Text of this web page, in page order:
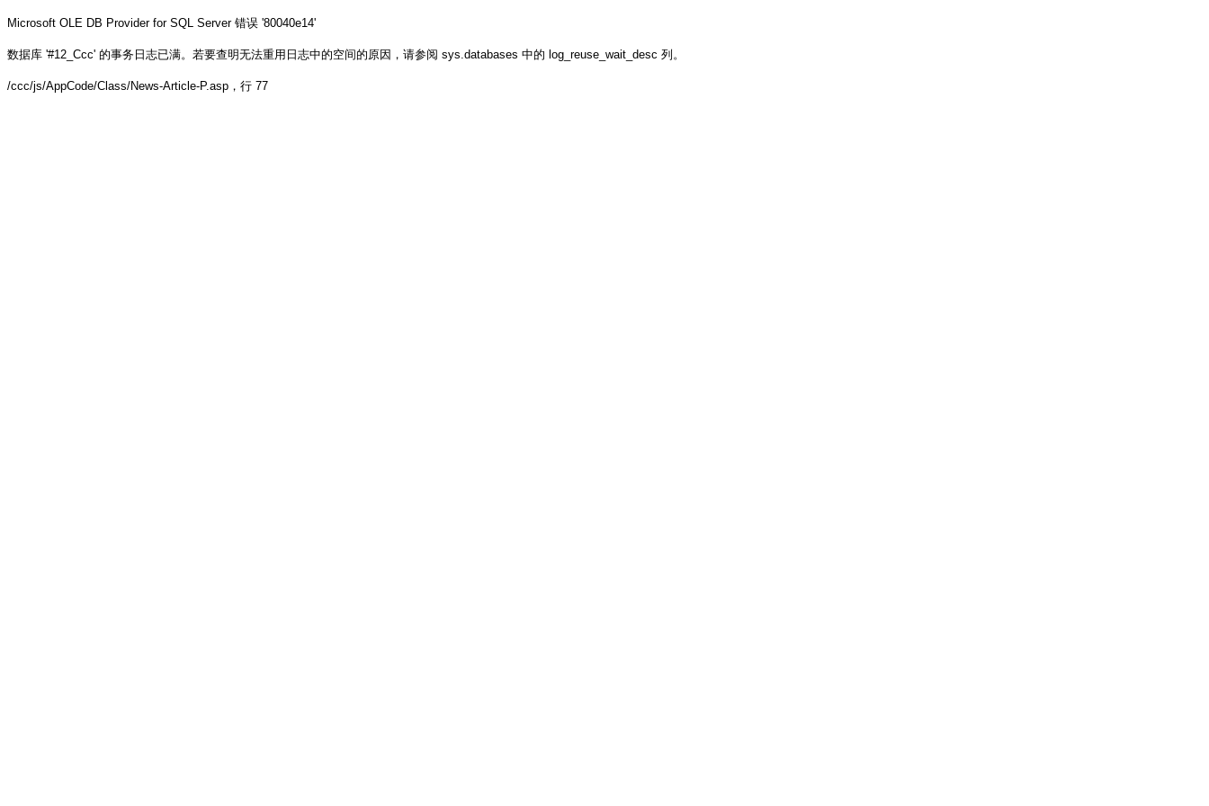
Microsoft OLE DB Provider for SQL Server 错误 '80040e14'
数据库 '#12_Ccc' 的事务日志已满。若要查明无法重用日志中的空间的原因，请参阅 sys.databases 中的 log_reuse_wait_desc 列。
/ccc/js/AppCode/Class/News-Article-P.asp ，行 77